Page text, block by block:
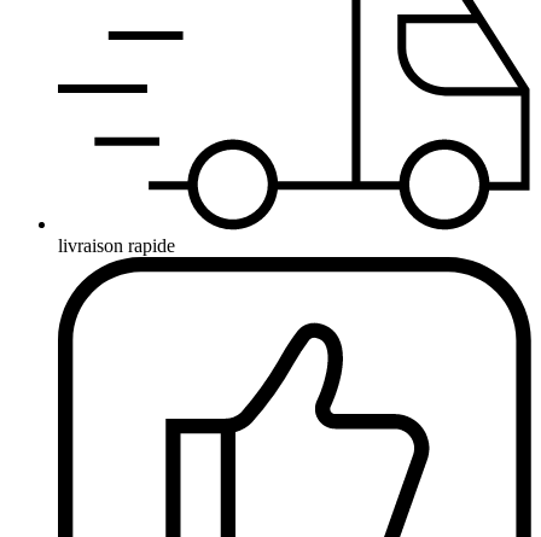
livraison rapide